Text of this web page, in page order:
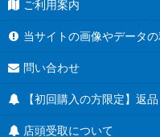
ご利用案内
当サイトの画像やデータ
問い合わせ
【初回購入の方限定】返
店頭受取について